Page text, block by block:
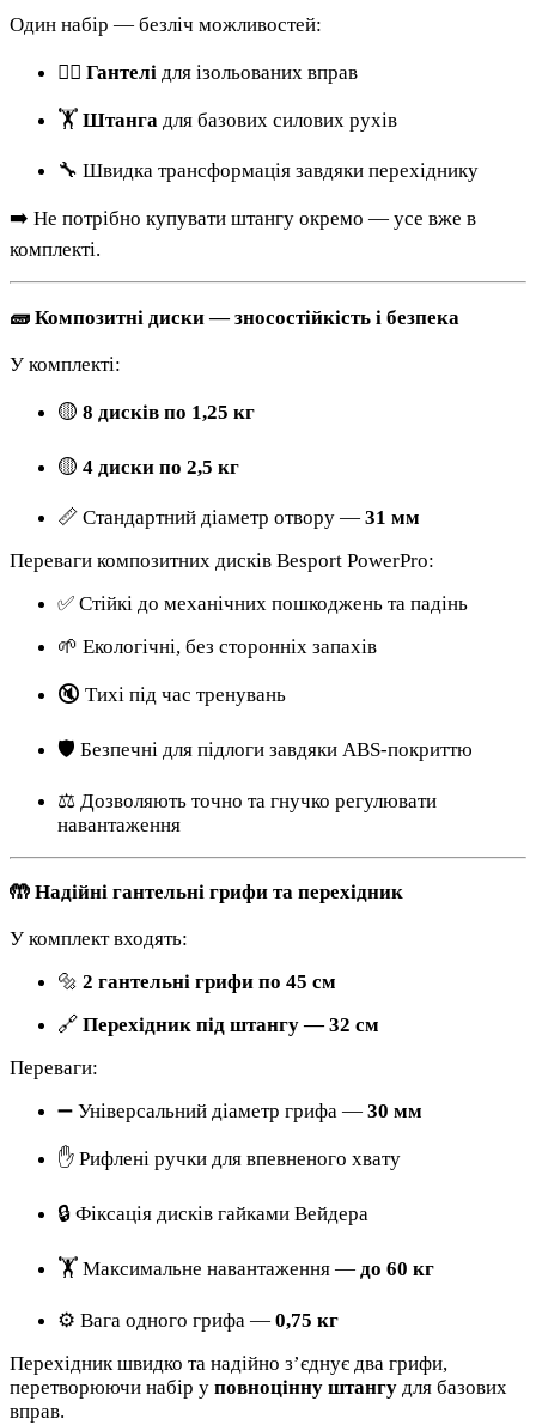
Один набір — безліч можливостей:
🏋️‍♀️ Гантелі для ізольованих вправ
🏋️ Штанга для базових силових рухів
🔧 Швидка трансформація завдяки перехіднику
➡️ Не потрібно купувати штангу окремо — усе вже в
комплекті.
🧱 Композитні диски — зносостійкість і безпека
У комплекті:
🟡 8 дисків по 1,25 кг
🟡 4 диски по 2,5 кг
📏 Стандартний діаметр отвору — 31 мм
Переваги композитних дисків Besport PowerPro:
✅ Стійкі до механічних пошкоджень та падінь
🌱 Екологічні, без сторонніх запахів
🔇 Тихі під час тренувань
🛡️ Безпечні для підлоги завдяки ABS-покриттю
⚖️ Дозволяють точно та гнучко регулювати
навантаження
🤲 Надійні гантельні грифи та перехідник
У комплект входять:
🔩 2 гантельні грифи по 45 см
🔗 Перехідник під штангу — 32 см
Переваги:
➖ Універсальний діаметр грифа — 30 мм
✋ Рифлені ручки для впевненого хвату
🔒 Фіксація дисків гайками Вейдера
🏋️ Максимальне навантаження — до 60 кг
⚙️ Вага одного грифа — 0,75 кг
Перехідник швидко та надійно з’єднує два грифи,
перетворюючи набір у повноцінну штангу для базових
вправ.